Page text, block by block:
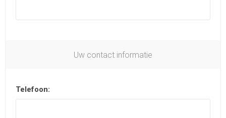
Uw contact informatie
Telefoon: